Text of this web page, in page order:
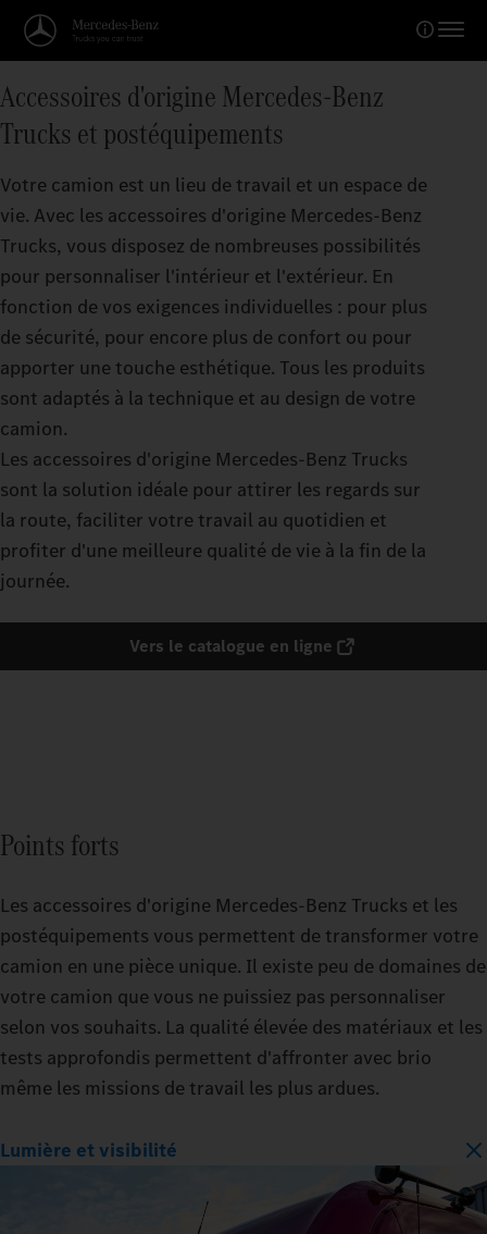
Accessoires d'origine Mercedes-Benz
Trucks et postéquipements
Votre camion est un lieu de travail et un espace de
vie. Avec les accessoires d'origine Mercedes‑Benz
Trucks, vous disposez de nombreuses possibilités
pour personnaliser l'intérieur et l'extérieur. En
fonction de vos exigences individuelles : pour plus
de sécurité, pour encore plus de confort ou pour
apporter une touche esthétique. Tous les produits
sont adaptés à la technique et au design de votre
camion.
Les accessoires d'origine Mercedes‑Benz Trucks
sont la solution idéale pour attirer les regards sur
la route, faciliter votre travail au quotidien et
profiter d'une meilleure qualité de vie à la fin de la
journée.
Vers le catalogue en ligne
Points forts
Les accessoires d'origine Mercedes-Benz Trucks et les
postéquipements vous permettent de transformer votre
camion en une pièce unique. Il existe peu de domaines de
votre camion que vous ne puissiez pas personnaliser
selon vos souhaits. La qualité élevée des matériaux et les
tests approfondis permettent d'affronter avec brio
même les missions de travail les plus ardues.
Lumière et visibilité